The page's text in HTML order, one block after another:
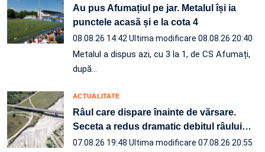
Au pus Afumațiul pe jar. Metalul își ia
punctele acasă și e la cota 4
08.08.26 14:42 Ultima modificare 08.08.26 20:40
Metalul a dispus azi, cu 3 la 1, de CS Afumați,
după…
ACTUALITATE
Râul care dispare înainte de vărsare.
Seceta a redus dramatic debitul râului…
07.08.26 19:48 Ultima modificare 07.08.26 20:55